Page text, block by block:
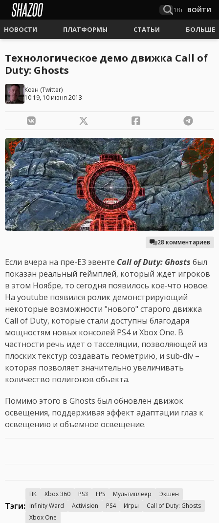
18+ ВОЙТИ
НОВОСТИ ПЛАТФОРМЫ СТАТЬИ БОЛЬШЕ
Технологическое демо движка Call of
Duty: Ghosts
Коэн (Twitter)
10:19, 10 июня 2013
28 комментариев
Если вчера на пре-E3 эвенте Call of Duty: Ghosts был
показан реальный геймплей, который ждет игроков
в этом Ноябре, то сегодня появилось кое-что новое.
На youtube появился ролик демонстрирующий
некоторые возможности "нового" старого движка
Call of Duty, которые стали доступны благодаря
мощностям новых консолей PS4 и Xbox One. В
частности речь идет о тасселяции, позволяющей из
плоских текстур создавать геометрию, и sub-div –
которая позволяет значительно увеличивать
количество полигонов объекта.
Помимо этого в Ghosts был обновлен движок
освещения, поддерживая эффект адаптации глаз к
освещению и объемное освещение.
Тэги:
ПК Xbox 360 PS3 FPS Мультиплеер
Экшен
Infinity Ward
Activision PS4 Игры
Call of Duty: Ghosts
Xbox One